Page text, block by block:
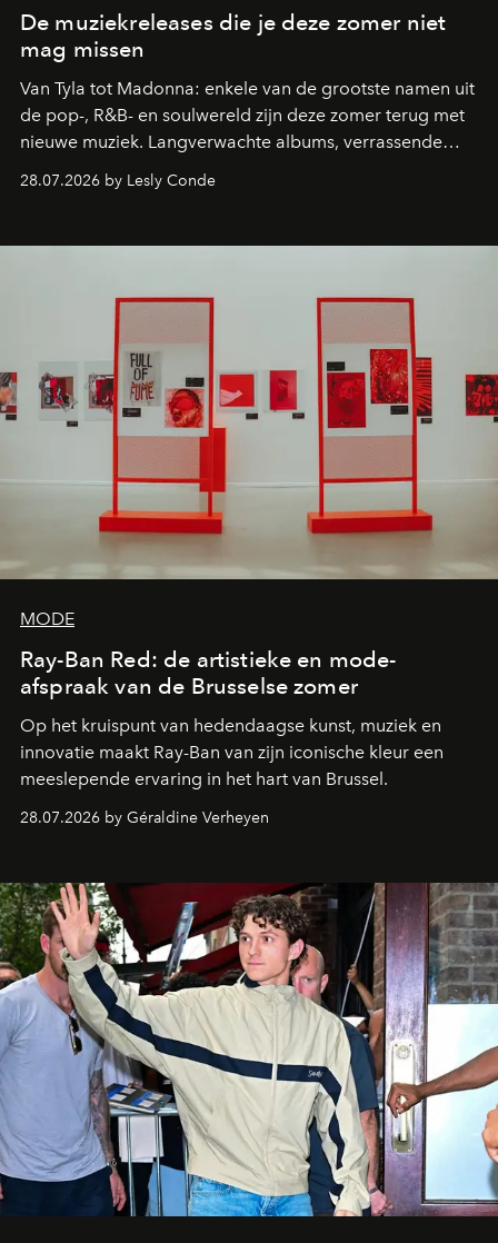
De muziekreleases die je deze zomer niet
mag missen
Van Tyla tot Madonna: enkele van de grootste namen uit
de pop-, R&B- en soulwereld zijn deze zomer terug met
nieuwe muziek. Langverwachte albums, verrassende
de releases die je niet mag missen.
28.07.2026 by Lesly Conde
MODE
Ray-Ban Red: de artistieke en mode-
afspraak van de Brusselse zomer
Op het kruispunt van hedendaagse kunst, muziek en
innovatie maakt Ray-Ban van zijn iconische kleur een
meeslepende ervaring in het hart van Brussel.
28.07.2026 by Géraldine Verheyen